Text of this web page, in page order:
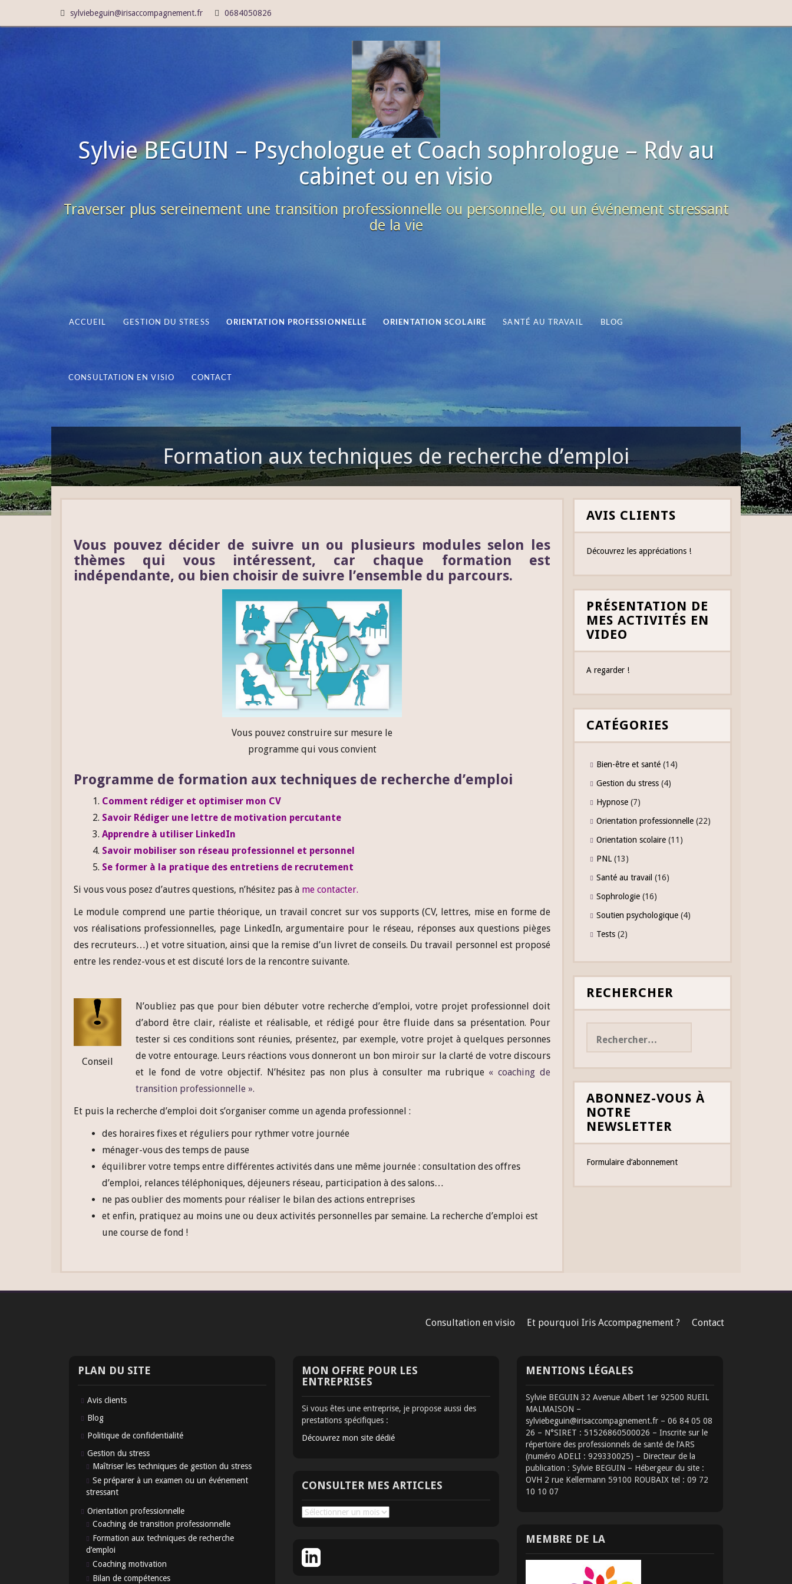
sylviebeguin@irisaccompagnement.fr 0684050826
Sylvie BEGUIN – Psychologue et Coach sophrologue – Rdv au
cabinet ou en visio
Traverser plus sereinement une transition professionnelle ou personnelle, ou un événement stressant
de la vie
ACCUEIL GESTION DU STRESS ORIENTATION PROFESSIONNELLE ORIENTATION SCOLAIRE SANTÉ AU TRAVAIL BLOG
CONSULTATION EN VISIO CONTACT
Formation aux techniques de recherche d’emploi
Vous pouvez décider de suivre un ou plusieurs modules selon les
thèmes qui vous intéressent, car chaque formation est
indépendante, ou bien choisir de suivre l’ensemble du parcours.
Vous pouvez construire sur mesure le
programme qui vous convient
Programme de formation aux techniques de recherche d’emploi
Comment rédiger et optimiser mon CV
Savoir Rédiger une lettre de motivation percutante
Apprendre à utiliser LinkedIn
Savoir mobiliser son réseau professionnel et personnel
Se former à la pratique des entretiens de recrutement
Si vous vous posez d’autres questions, n’hésitez pas à me contacter.
Le module comprend une partie théorique, un travail concret sur vos supports (CV, lettres, mise en forme de
vos réalisations professionnelles, page LinkedIn, argumentaire pour le réseau, réponses aux questions pièges
des recruteurs…) et votre situation, ainsi que la remise d’un livret de conseils. Du travail personnel est proposé
entre les rendez-vous et est discuté lors de la rencontre suivante.
Conseil
N’oubliez pas que pour bien débuter votre recherche d’emploi, votre projet professionnel doit
d’abord être clair, réaliste et réalisable, et rédigé pour être fluide dans sa présentation. Pour
tester si ces conditions sont réunies, présentez, par exemple, votre projet à quelques personnes
de votre entourage. Leurs réactions vous donneront un bon miroir sur la clarté de votre discours
et le fond de votre objectif. N’hésitez pas non plus à consulter ma rubrique « coaching de
transition professionnelle ».
Et puis la recherche d’emploi doit s’organiser comme un agenda professionnel :
des horaires fixes et réguliers pour rythmer votre journée
ménager-vous des temps de pause
équilibrer votre temps entre différentes activités dans une même journée : consultation des offres
d’emploi, relances téléphoniques, déjeuners réseau, participation à des salons…
ne pas oublier des moments pour réaliser le bilan des actions entreprises
et enfin, pratiquez au moins une ou deux activités personnelles par semaine. La recherche d’emploi est
une course de fond !
AVIS CLIENTS
Découvrez les appréciations !
PRÉSENTATION DE
MES ACTIVITÉS EN
VIDEO
A regarder !
CATÉGORIES
Bien-être et santé (14)
Gestion du stress (4)
Hypnose (7)
Orientation professionnelle (22)
Orientation scolaire (11)
PNL (13)
Santé au travail (16)
Sophrologie (16)
Soutien psychologique (4)
Tests (2)
RECHERCHER
ABONNEZ-VOUS À
NOTRE
NEWSLETTER
Formulaire d’abonnement
Consultation en visio Et pourquoi Iris Accompagnement ? Contact
PLAN DU SITE
Avis clients
Blog
Politique de confidentialité
Gestion du stress
Maîtriser les techniques de gestion du stress
Se préparer à un examen ou un événement
stressant
Orientation professionnelle
Coaching de transition professionnelle
Formation aux techniques de recherche
d’emploi
Coaching motivation
Bilan de compétences
MON OFFRE POUR LES
ENTREPRISES
Si vous êtes une entreprise, je propose aussi des
prestations spécifiques :
Découvrez mon site dédié
CONSULTER MES ARTICLES
Consulter
MENTIONS LÉGALES
Sylvie BEGUIN 32 Avenue Albert 1er 92500 RUEIL
MALMAISON –
sylviebeguin@irisaccompagnement.fr – 06 84 05 08
26 – N°SIRET : 51526860500026 – Inscrite sur le
répertoire des professionnels de santé de l’ARS
(numéro ADELI : 929330025) – Directeur de la
publication : Sylvie BEGUIN – Hébergeur du site :
OVH 2 rue Kellermann 59100 ROUBAIX tel : 09 72
10 10 07
MEMBRE DE LA